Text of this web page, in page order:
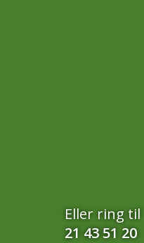
Eller ring til
21 43 51 20